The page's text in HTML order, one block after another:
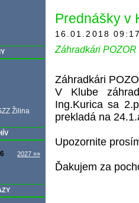
Prednášky v
16.01.2018
Záhradkári POZOR
Záhradkári
V Klube
Ing.Kurica sa
prekladá na
Upozornite
Ďakujem za
Žilina
2027 »»